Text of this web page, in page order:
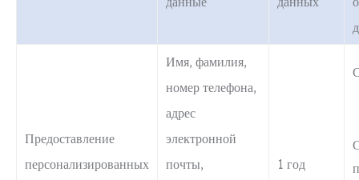
Предоставление
персонализированных
Имя, фамилия,
номер телефона,
адрес
электронной
почты,
1 год